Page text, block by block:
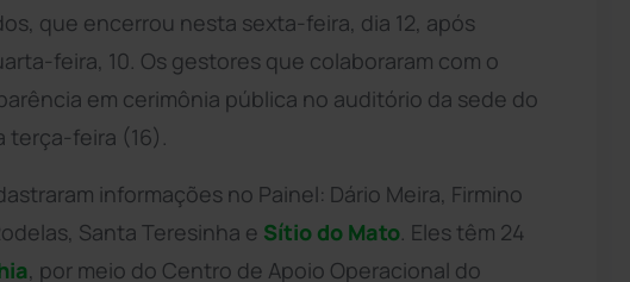
que encerrou nesta sexta-feira, dia 12, após
feira, 10. Os gestores que colaboraram com o
em cerimônia pública no auditório da sede do
terça-feira (16).
informações no Painel: Dário Meira, Firmino
Santa Teresinha e Sítio do Mato. Eles têm 24
, por meio do Centro de Apoio Operacional do